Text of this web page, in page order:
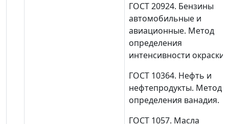
ГОСТ 20924. Бензины
автомобильные и
авиационные. Метод
определения
интенсивности окраски.
ГОСТ 10364. Нефть и
нефтепродукты. Метод
определения ванадия.
ГОСТ 1057. Масла